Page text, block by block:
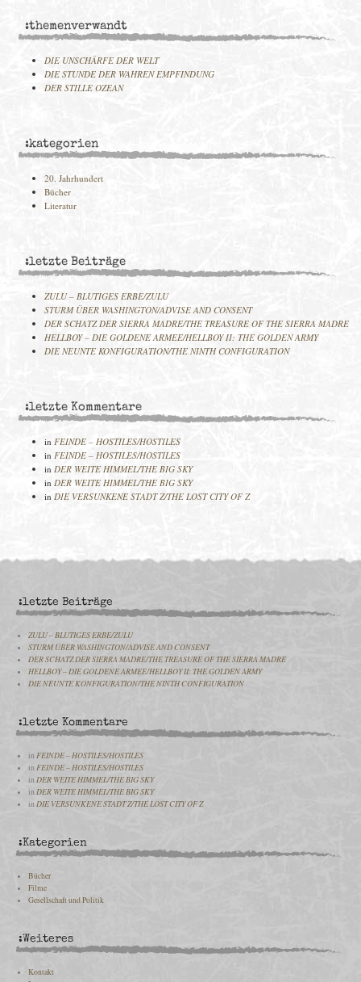
:themenverwandt
DIE UNSCHÄRFE DER WELT
DIE STUNDE DER WAHREN EMPFINDUNG
DER STILLE OZEAN
:kategorien
20. Jahrhundert
Bücher
Literatur
:letzte Beiträge
ZULU – BLUTIGES ERBE/ZULU
STURM ÜBER WASHINGTON/ADVISE AND CONSENT
DER SCHATZ DER SIERRA MADRE/THE TREASURE OF THE SIERRA MADRE
HELLBOY – DIE GOLDENE ARMEE/HELLBOY II: THE GOLDEN ARMY
DIE NEUNTE KONFIGURATION/THE NINTH CONFIGURATION
:letzte Kommentare
in FEINDE – HOSTILES/HOSTILES
in FEINDE – HOSTILES/HOSTILES
in DER WEITE HIMMEL/THE BIG SKY
in DER WEITE HIMMEL/THE BIG SKY
in DIE VERSUNKENE STADT Z/THE LOST CITY OF Z
:letzte Beiträge
ZULU – BLUTIGES ERBE/ZULU
STURM ÜBER WASHINGTON/ADVISE AND CONSENT
DER SCHATZ DER SIERRA MADRE/THE TREASURE OF THE SIERRA MADRE
HELLBOY – DIE GOLDENE ARMEE/HELLBOY II: THE GOLDEN ARMY
DIE NEUNTE KONFIGURATION/THE NINTH CONFIGURATION
:letzte Kommentare
inFEINDE – HOSTILES/HOSTILES
inFEINDE – HOSTILES/HOSTILES
inDER WEITE HIMMEL/THE BIG SKY
inDER WEITE HIMMEL/THE BIG SKY
inDIE VERSUNKENE STADT Z/THE LOST CITY OF Z
:Kategorien
Bücher
Filme
Gesellschaft und Politik
:Weiteres
Kontakt